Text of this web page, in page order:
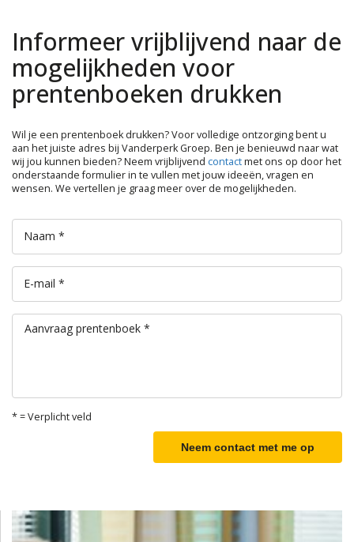
Informeer vrijblijvend naar de
mogelijkheden voor
prentenboeken drukken
Wil je een prentenboek drukken? Voor volledige ontzorging bent u
aan het juiste adres bij Vanderperk Groep. Ben je benieuwd naar wat
wij jou kunnen bieden? Neem vrijblijvend contactmet ons op door het
onderstaande formulier in te vullen met jouw ideeën, vragen en
wensen. We vertellen je graag meer over de mogelijkheden.
Naam *
E-mail *
Aanvraag prentenboek *
* = Verplicht veld
Neem contact met me op